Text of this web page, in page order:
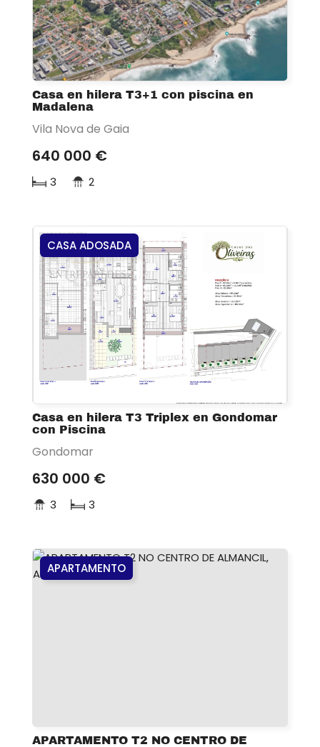
Casa en hilera T3+1 con piscina en
Madalena
Vila Nova de Gaia
640 000 €
3 2
CASA ADOSADA
Casa en hilera T3 Triplex en Gondomar
con Piscina
Gondomar
630 000 €
3 3
APARTAMENTO
APARTAMENTO T2 NO CENTRO DE